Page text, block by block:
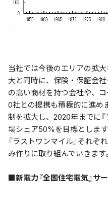
当社では今後のエリアの拡
大と同時に、保険・保証会
の高い商材を持つ会社や、
0社との提携も積極的に進め
制を拡大し、2020年までに
場シェア50%を目標とします
『ラストワンマイル』それ
み作りに取り組んでいきます。
■新電力『全国住宅電気』サ